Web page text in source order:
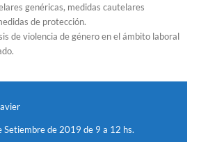
genéricas, medidas cautelares
de protección.
de violencia de género en el ámbito laboral
Setiembre de 2019 de 9 a 12 hs.